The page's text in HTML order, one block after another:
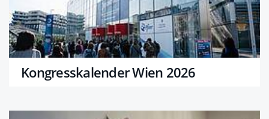
Kongresskalender Wien 2026